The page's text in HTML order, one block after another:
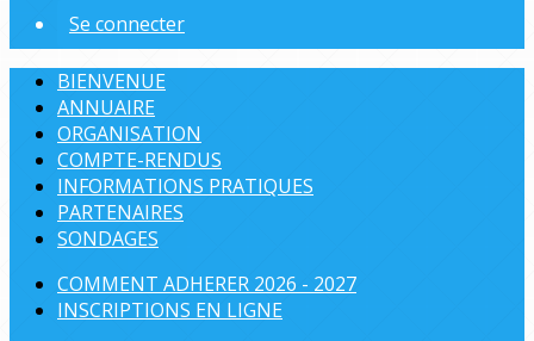
Se connecter
BIENVENUE
ANNUAIRE
ORGANISATION
COMPTE-RENDUS
INFORMATIONS PRATIQUES
PARTENAIRES
SONDAGES
COMMENT ADHERER 2026 - 2027
INSCRIPTIONS EN LIGNE